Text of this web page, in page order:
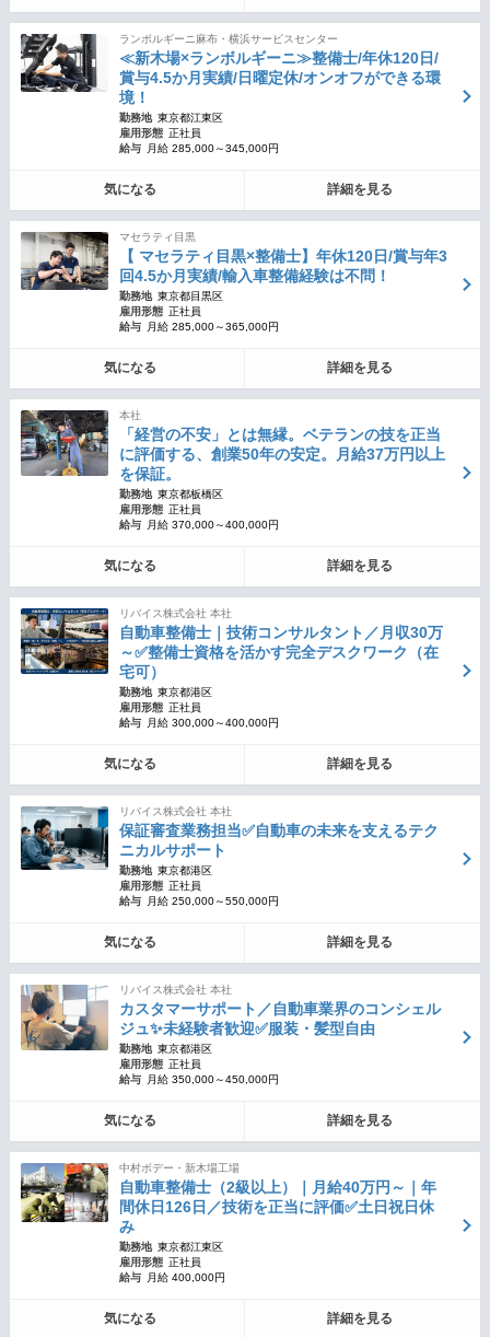
ランボルギーニ麻布・横浜サービスセンター
≪新木場×ランボルギーニ≫整備士/年休120日/
賞与4.5か月実績/日曜定休/オンオフができる環
境！
勤務地 東京都江東区
雇用形態 正社員
給与
月給 285,000～345,000円
気になる 詳細を見る
マセラティ目黒
【 マセラティ目黒×整備士】年休120日/賞与年3
回4.5か月実績/輸入車整備経験は不問！
勤務地 東京都目黒区
雇用形態 正社員
給与
月給 285,000～365,000円
気になる 詳細を見る
本社
「経営の不安」とは無縁。ベテランの技を正当
に評価する、創業50年の安定。月給37万円以上
を保証。
勤務地 東京都板橋区
雇用形態 正社員
給与
月給 370,000～400,000円
気になる 詳細を見る
リバイス株式会社 本社
自動車整備士｜技術コンサルタント／月収30万
～✅整備士資格を活かす完全デスクワーク（在
宅可）
勤務地 東京都港区
雇用形態 正社員
給与
月給 300,000～400,000円
気になる 詳細を見る
リバイス株式会社 本社
保証審査業務担当✅自動車の未来を支えるテク
ニカルサポート
勤務地 東京都港区
雇用形態 正社員
給与
月給 250,000～550,000円
気になる 詳細を見る
リバイス株式会社 本社
カスタマーサポート／自動車業界のコンシェル
ジュ✨未経験者歓迎✅服装・髪型自由
勤務地 東京都港区
雇用形態 正社員
給与
月給 350,000～450,000円
気になる 詳細を見る
中村ボデー・新木場工場
自動車整備士（2級以上）｜月給40万円～｜年
間休日126日／技術を正当に評価✅土日祝日休
み
勤務地 東京都江東区
雇用形態 正社員
給与
月給 400,000円
気になる 詳細を見る